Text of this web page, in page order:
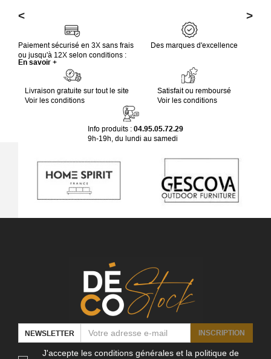
< >
Paiement sécurisé en 3X sans frais
ou jusqu'à 12X selon conditions :
En savoir +
Des marques d'excellence
Livraison gratuite sur tout le site
Voir les conditions
Satisfait ou remboursé
Voir les conditions
Info produits : 04.95.05.72.29
9h-19h, du lundi au samedi
NEWSLETTER INSCRIPTION
J'accepte les conditions générales et la politique de